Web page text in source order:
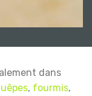
dans
, fourmis,